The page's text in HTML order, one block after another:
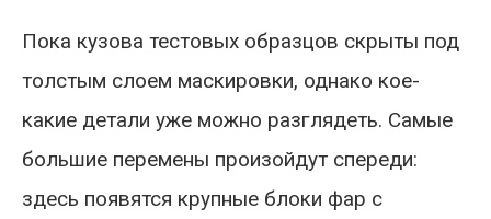
Пока кузова тестовых образцов скрыты под
толстым слоем маскировки, однако кое-
какие детали уже можно разглядеть. Самые
большие перемены произойдут спереди:
здесь появятся крупные блоки фар с